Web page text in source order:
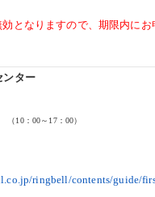
となりますので、期限内にお
ンター
（10：00～17：00）
ringbell/contents/guide/